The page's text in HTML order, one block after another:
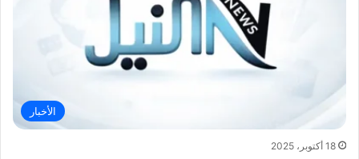
الأخبار
18 أكتوبر، 2025